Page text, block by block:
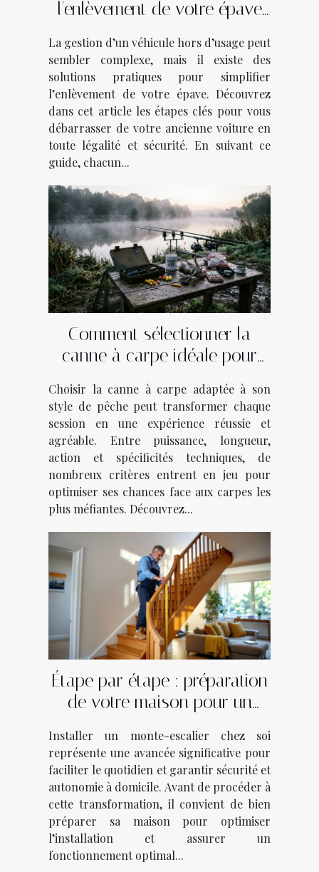
l'enlèvement de votre épave
La gestion d’un véhicule hors d’usage peut
sembler complexe, mais il existe des
solutions pratiques pour simplifier
l’enlèvement de votre épave. Découvrez
dans cet article les étapes clés pour vous
débarrasser de votre ancienne voiture en
toute légalité et sécurité. En suivant ce
guide, chacun...
Comment sélectionner la
canne à carpe idéale pour
Choisir la canne à carpe adaptée à son
style de pêche peut transformer chaque
session en une expérience réussie et
agréable. Entre puissance, longueur,
action et spécificités techniques, de
nombreux critères entrent en jeu pour
optimiser ses chances face aux carpes les
plus méfiantes. Découvrez...
Étape par étape : préparation
de votre maison pour un
Installer un monte-escalier chez soi
représente une avancée significative pour
faciliter le quotidien et garantir sécurité et
autonomie à domicile. Avant de procéder à
cette transformation, il convient de bien
préparer sa maison pour optimiser
l’installation et assurer un
fonctionnement optimal...